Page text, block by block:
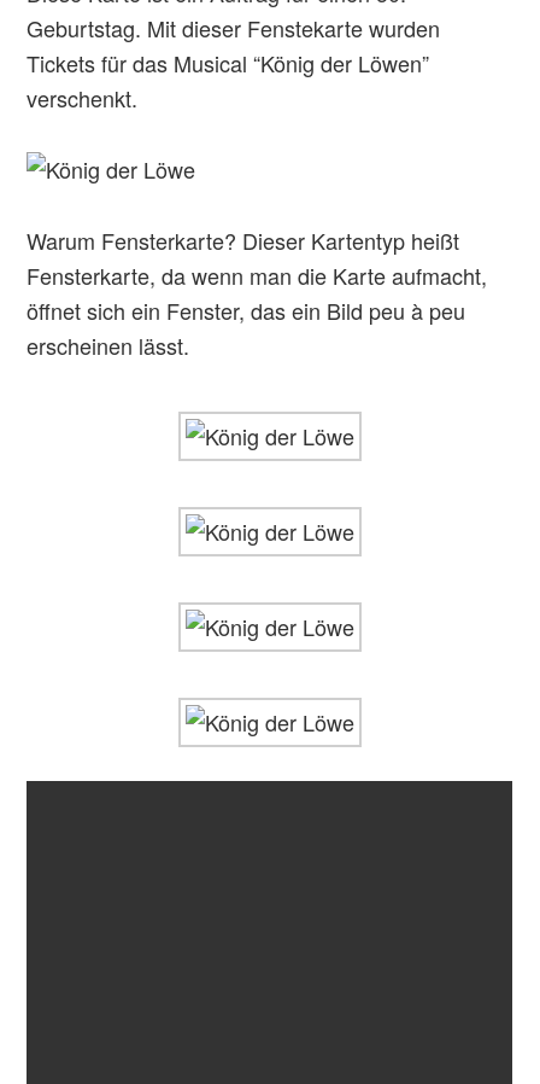
Geburtstag. Mit dieser Fenstekarte wurden
Tickets für das Musical “König der Löwen”
verschenkt.
Warum Fensterkarte? Dieser Kartentyp heißt
Fensterkarte, da wenn man die Karte aufmacht,
öffnet sich ein Fenster, das ein Bild peu à peu
erscheinen lässt.